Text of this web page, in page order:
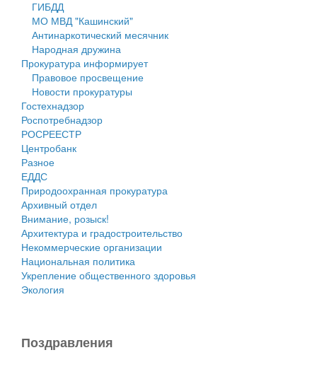
Правила землепользования и застройки
Генеральные планы
Проекты планировки территории
Собрание депутатов
Городское поселение
Сельские поселения
ГИБДД
МО МВД "Кашинский"
Антинаркотический месячник
Народная дружина
Прокуратура информирует
Правовое просвещение
Новости прокуратуры
Гостехнадзор
Роспотребнадзор
РОСРЕЕСТР
Центробанк
Разное
ЕДДС
Природоохранная прокуратура
Архивный отдел
Внимание, розыск!
Архитектура и градостроительство
Некоммерческие организации
Национальная политика
Укрепление общественного здоровья
Экология
Поздравления